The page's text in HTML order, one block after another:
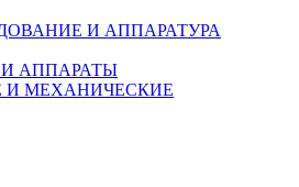
И АППАРАТУРА
АППАРАТЫ
И МЕХАНИЧЕСКИЕ